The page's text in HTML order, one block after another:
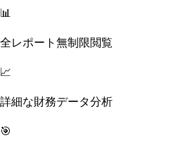
📊
全レポート無制限閲覧
📈
詳細な財務データ分析
🎯